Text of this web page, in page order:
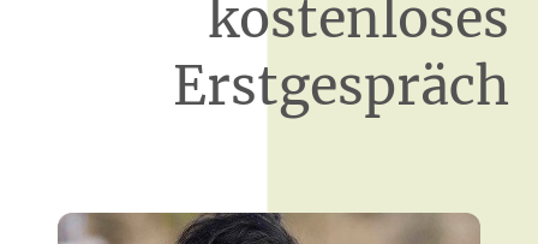
kostenloses
Erstgespräch